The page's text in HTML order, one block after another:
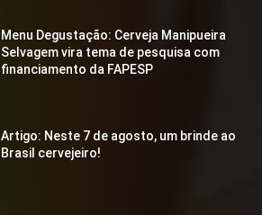
Menu Degustação: Cerveja Manipueira
Selvagem vira tema de pesquisa com
financiamento da FAPESP
Artigo: Neste 7 de agosto, um brinde ao
Brasil cervejeiro!